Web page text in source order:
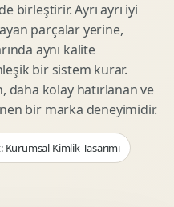
birleştirir. Ayrı ayrı iyi
parçalar yerine,
aynı kalite
bir sistem kurar.
daha kolay hatırlanan ve
bir marka deneyimidir.
Kurumsal Kimlik Tasarımı